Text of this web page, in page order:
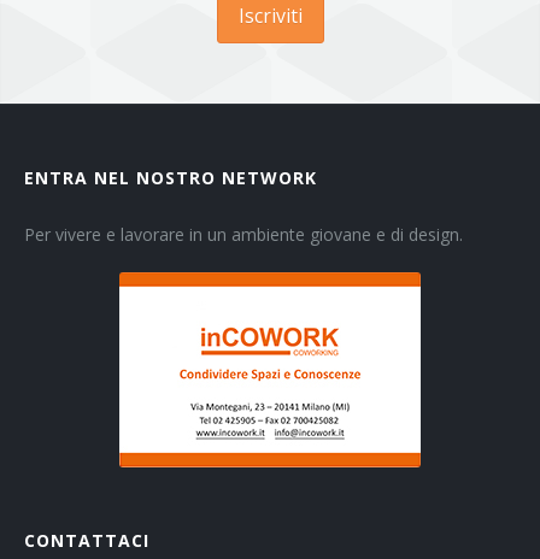
Iscriviti
ENTRA NEL NOSTRO NETWORK
Per vivere e lavorare in un ambiente giovane e di design.
CONTATTACI